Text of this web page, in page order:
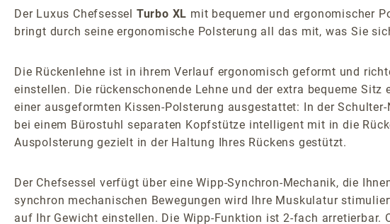
Der Luxus Chefsessel Turbo XL mit bequemer und ergonomischer
bringt durch seine ergonomische Polsterung all das mit, was Sie
Die Rückenlehne ist in ihrem Verlauf ergonomisch geformt und
einstellen. Die rückenschonende Lehne und der extra bequeme
einer ausgeformten Kissen-Polsterung ausgestattet: In der
bei einem Bürostuhl separaten Kopfstütze intelligent mit in die
Auspolsterung gezielt in der Haltung Ihres Rückens gestützt.
Der Chefsessel verfügt über eine Wipp-Synchron-Mechanik, die
synchron mechanischen Bewegungen wird Ihre Muskulatur
auf Ihr Gewicht einstellen. Die Wipp-Funktion ist 2-fach